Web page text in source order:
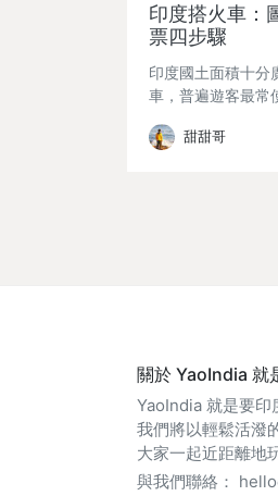
印度搭火車：
票四步驟
印度國土面積十分
車，普遍遊客最常
甜甜哥
關於 YaoIndia 就
YaoIndia 就是要印
我們將以輕鬆活潑
大家一起近距離地
與我們聯絡：